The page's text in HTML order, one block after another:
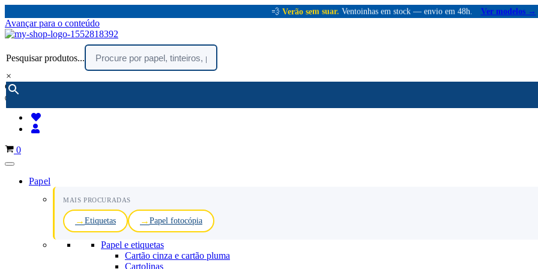
💨 Verão sem suar. Ventoinhas em stock — envio em 48h. Ver modelos →
Avançar para o conteúdo
Pesquisar produtos...
×
encomendar por telefone :
(chamada rede fixa nacional)
Carrinho
0
Papel
MAIS PROCURADAS
Etiquetas Papel fotocópia
Papel e etiquetas
Cartão cinza e cartão pluma
Cartolinas